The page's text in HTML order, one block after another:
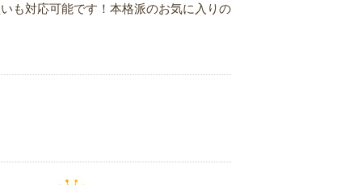
も対応可能です！本格派のお気に入りの